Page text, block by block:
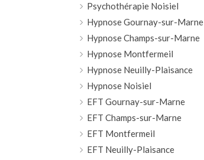
Psychothérapie Noisiel
Hypnose Gournay-sur-Marne
Hypnose Champs-sur-Marne
Hypnose Montfermeil
Hypnose Neuilly-Plaisance
Hypnose Noisiel
EFT Gournay-sur-Marne
EFT Champs-sur-Marne
EFT Montfermeil
EFT Neuilly-Plaisance